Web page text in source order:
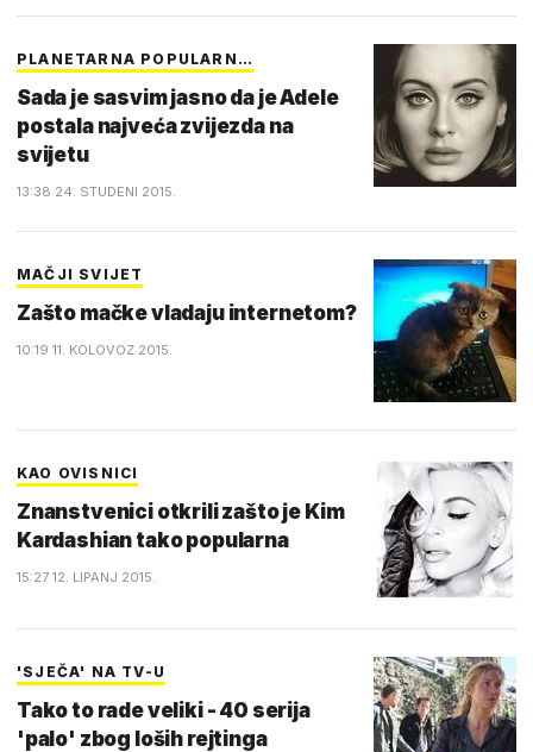
PLANETARNA POPULARN…
Sada je sasvim jasno da je Adele
postala najveća zvijezda na
svijetu
13:38 24. STUDENI 2015.
MAČJI SVIJET
Zašto mačke vladaju internetom?
10:19 11. KOLOVOZ 2015.
KAO OVISNICI
Znanstvenici otkrili zašto je Kim
Kardashian tako popularna
15:27 12. LIPANJ 2015.
'SJEČA' NA TV-U
Tako to rade veliki - 40 serija
'palo' zbog loših rejtinga